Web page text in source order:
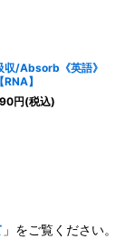
収/Absorb《英語》
【RNA】
円(税込)
」をご覧ください。